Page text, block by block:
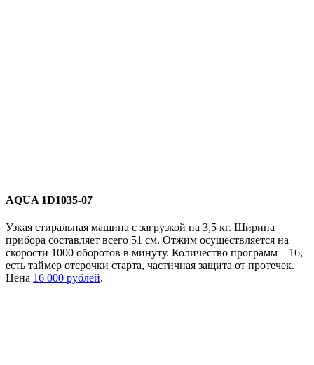
AQUA 1D1035-07
Узкая стиральная машина с загрузкой на 3,5 кг. Ширина
прибора составляет всего 51 см. Отжим осуществляется на
скорости 1000 оборотов в минуту. Количество программ – 16,
есть таймер отсрочки старта, частичная защита от протечек.
Цена 16 000 рублей.